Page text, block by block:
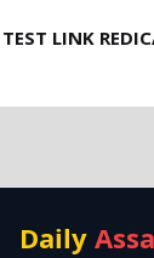
TEST LINK
Daily